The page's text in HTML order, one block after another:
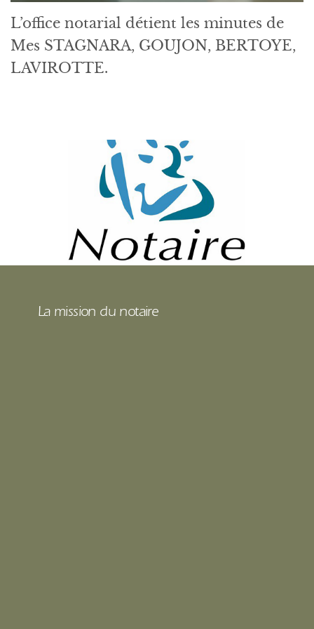
L’office notarial détient les minutes de
Mes STAGNARA, GOUJON, BERTOYE,
LAVIROTTE.
La mission du notaire